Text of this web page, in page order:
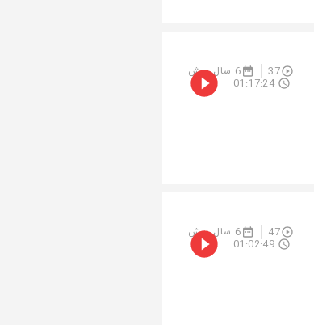
37 6 سال پیش
01:17:24
47 6 سال پیش
01:02:49